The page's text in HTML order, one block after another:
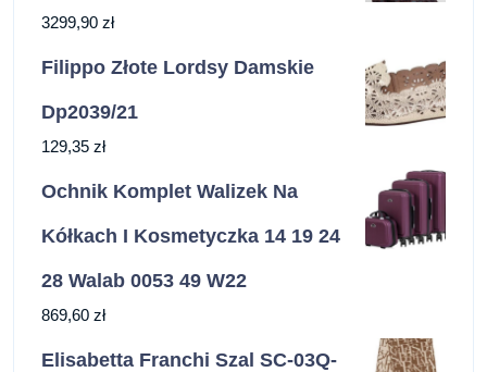
3299,90 zł
Filippo Złote Lordsy Damskie
Dp2039/21
129,35 zł
Ochnik Komplet Walizek Na
Kółkach I Kosmetyczka 14 19 24
28 Walab 0053 49 W22
869,60 zł
Elisabetta Franchi Szal SC-03Q-